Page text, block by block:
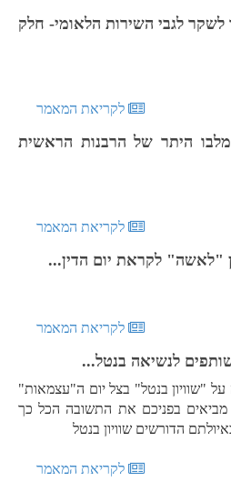
לגבי השירות הלאומי- חלק
לקריאת המאמר
היתר של הרבנות הראשית
לקריאת המאמר
"לאשה" לקראת יום הדין...
לקריאת המאמר
לנשיאה בנטל...
על "שוויון בנטל" בצל יום ה"עצמאות"
אנו מביאים בפניכם את התשובה הכל כך
הדורשים שוויון בנטל
לקריאת המאמר